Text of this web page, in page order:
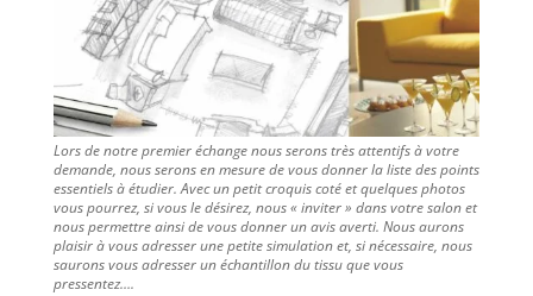
Lors de notre premier échange nous serons très attentifs à votre
demande, nous serons en mesure de vous donner la liste des points
essentiels à étudier. Avec un petit croquis coté et quelques photos
vous pourrez, si vous le désirez, nous « inviter » dans votre salon et
nous permettre ainsi de vous donner un avis averti. Nous aurons
plaisir à vous adresser une petite simulation et, si nécessaire, nous
saurons vous adresser un échantillon du tissu que vous
pressentez….